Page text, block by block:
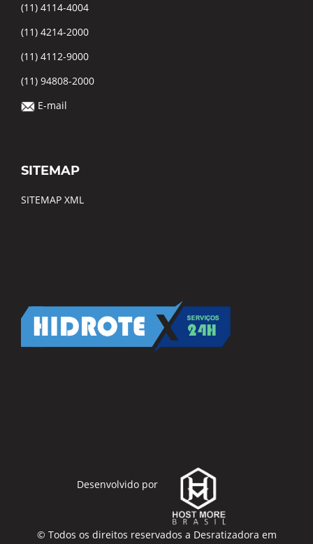
(11) 4114-4004
(11) 4214-2000
(11) 4112-9000
(11) 94808-2000
E-mail
SITEMAP
SITEMAP XML
Desenvolvido por
© Todos os direitos reservados a Desratizadora em